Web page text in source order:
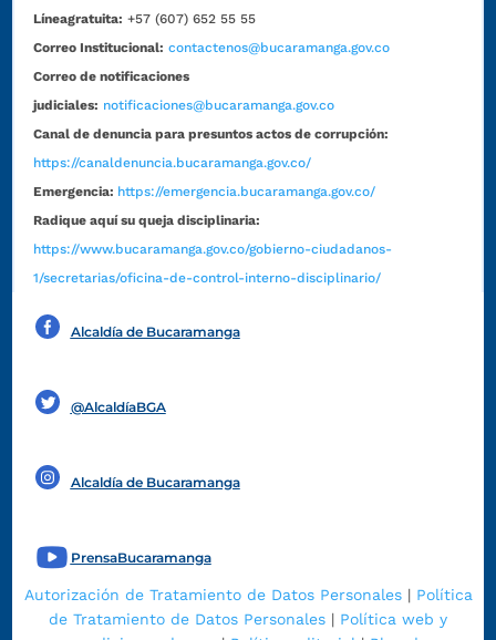
Líneagratuita: +57 (607) 652 55 55
Correo Institucional: contactenos@bucaramanga.gov.co
Correo de notificaciones
judiciales: notificaciones@bucaramanga.gov.co
Canal de denuncia para presuntos actos de corrupción:
https://canaldenuncia.bucaramanga.gov.co/
Emergencia: https://emergencia.bucaramanga.gov.co/
Radique aquí su queja disciplinaria:
https://www.bucaramanga.gov.co/gobierno-ciudadanos-
1/secretarias/oficina-de-control-interno-disciplinario/
Alcaldía de Bucaramanga
@AlcaldíaBGA
Alcaldía de Bucaramanga
PrensaBucaramanga
Autorización de Tratamiento de Datos Personales| Política
de Tratamiento de Datos Personales | Política web y